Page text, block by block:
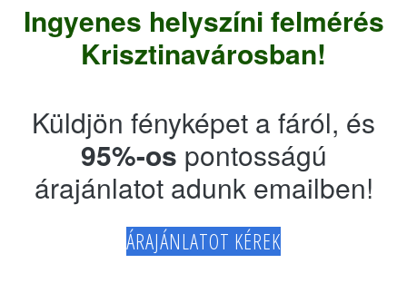
Ingyenes helyszíni felmérés
Krisztinavárosban!
Küldjön fényképet a fáról, és
95%-os pontosságú
árajánlatot adunk emailben!
ÁRAJÁNLATOT KÉREK